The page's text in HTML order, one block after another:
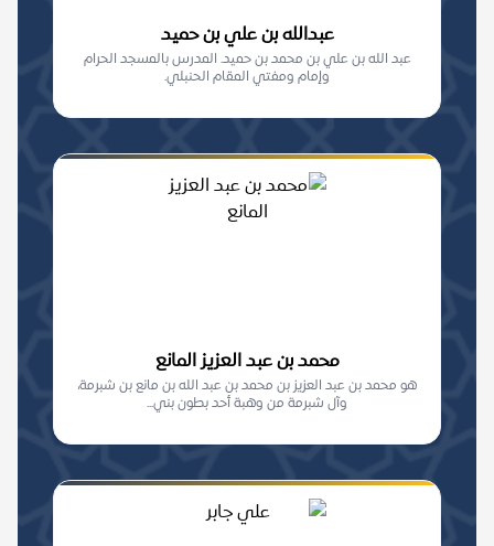
عبدالله بن علي بن حميد
عبد الله بن علي بن محمد بن حميد. المدرس بالمسجد الحرام
وإمام ومفتي المقام الحنبلي.
محمد بن عبد العزيز المانع
هو محمد بن عبد العزيز بن محمد بن عبد الله بن مانع بن شبرمة،
وآل شبرمة من وهبة أحد بطون بني...